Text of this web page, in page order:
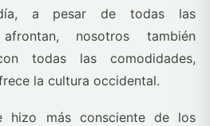
a pesar de todas las
nosotros también
todas las comodidades,
la cultura occidental.
hizo más consciente de los